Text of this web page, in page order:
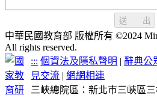
送 出
中華民國教育部 版權所有 ©2024
All rights reserved.
::: 個資法及隱私聲明 | 辭典公
見交流 |網網相連
三峽總院區：新北市三峽區